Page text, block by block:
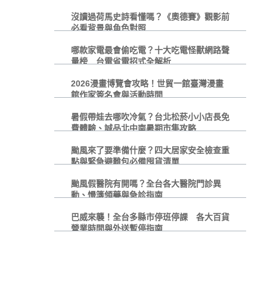
沒讀過荷馬史詩看懂嗎？《奧德賽》觀影前
必看背景與角色對照
哪款家電最會偷吃電？十大吃電怪獸網路聲
量榜 台電省電招式全解析
2026漫畫博覽會攻略！世貿一館臺灣漫畫
館作家簽名會與活動時間
暑假帶娃去哪吹冷氣？台北松菸小小店長免
費體驗、誠品北中南暑期市集攻略
颱風來了要準備什麼？四大居家安全檢查重
點與緊急避難包必備囤貨清單
颱風假醫院有開嗎？全台各大醫院門診異
動、慢箋領藥與急診指南
巴威來襲！全台多縣市停班停課 各大百貨
營業時間與外送暫停指南